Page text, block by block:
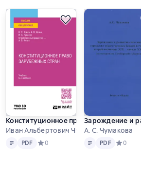
Конституционное право зарубежных
Иван Альбертович Чуканов и др.
Текст PDF
PDF Средний рейтинг 0 на основе 0
0
Зарождение и
А. С. Чумакова
Текст PDF
PDF 0